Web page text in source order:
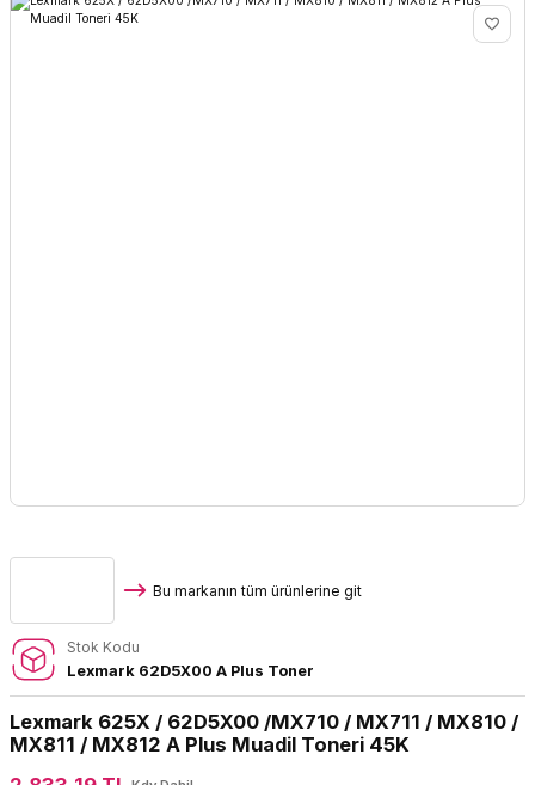
Bu markanın tüm ürünlerine git
Stok Kodu
Lexmark 62D5X00 A Plus Toner
Lexmark 625X / 62D5X00 /MX710 / MX711 / MX810 /
MX811 / MX812 A Plus Muadil Toneri 45K